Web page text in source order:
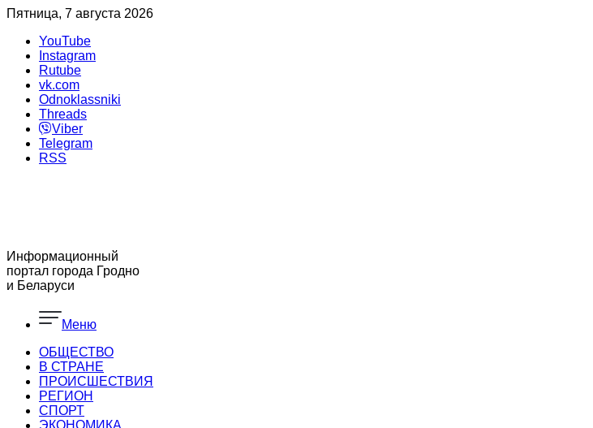
Пятница, 7 августа 2026
YouTube
Instagram
Rutube
vk.com
Odnoklassniki
Threads
Viber
Telegram
RSS
Информационный
портал города Гродно
и Беларуси
Меню
ОБЩЕСТВО
В СТРАНЕ
ПРОИСШЕСТВИЯ
РЕГИОН
CПОРТ
ЭКОНОМИКА